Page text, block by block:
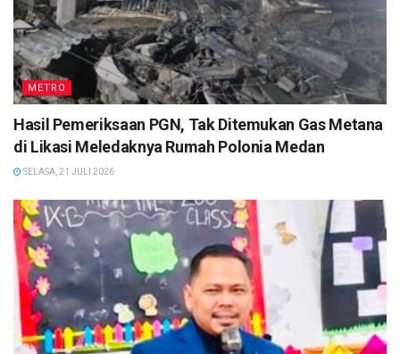
METRO
Hasil Pemeriksaan PGN, Tak Ditemukan Gas Metana
di Likasi Meledaknya Rumah Polonia Medan
SELASA, 21 JULI 2026